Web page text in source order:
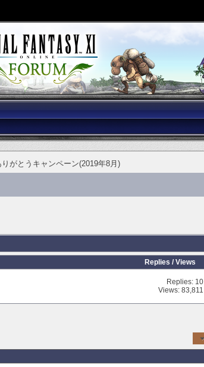
がとうキャンペーン(2019年8月)
Replies /Views
Replies: 10
Views: 83,811